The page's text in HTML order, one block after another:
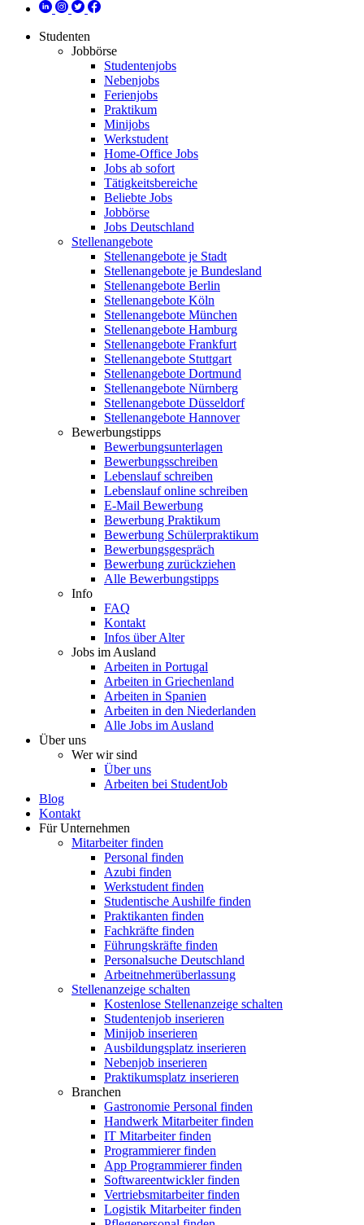
Studenten
Jobbörse
Studentenjobs
Nebenjobs
Ferienjobs
Praktikum
Minijobs
Werkstudent
Home-Office Jobs
Jobs ab sofort
Tätigkeitsbereiche
Beliebte Jobs
Jobbörse
Jobs Deutschland
Stellenangebote
Stellenangebote je Stadt
Stellenangebote je Bundesland
Stellenangebote Berlin
Stellenangebote Köln
Stellenangebote München
Stellenangebote Hamburg
Stellenangebote Frankfurt
Stellenangebote Stuttgart
Stellenangebote Dortmund
Stellenangebote Nürnberg
Stellenangebote Düsseldorf
Stellenangebote Hannover
Bewerbungstipps
Bewerbungsunterlagen
Bewerbungsschreiben
Lebenslauf schreiben
Lebenslauf online schreiben
E-Mail Bewerbung
Bewerbung Praktikum
Bewerbung Schülerpraktikum
Bewerbungsgespräch
Bewerbung zurückziehen
Alle Bewerbungstipps
Info
FAQ
Kontakt
Infos über Alter
Jobs im Ausland
Arbeiten in Portugal
Arbeiten in Griechenland
Arbeiten in Spanien
Arbeiten in den Niederlanden
Alle Jobs im Ausland
Über uns
Wer wir sind
Über uns
Arbeiten bei StudentJob
Blog
Kontakt
Für Unternehmen
Mitarbeiter finden
Personal finden
Azubi finden
Werkstudent finden
Studentische Aushilfe finden
Praktikanten finden
Fachkräfte finden
Führungskräfte finden
Personalsuche Deutschland
Arbeitnehmerüberlassung
Stellenanzeige schalten
Kostenlose Stellenanzeige schalten
Studentenjob inserieren
Minijob inserieren
Ausbildungsplatz inserieren
Nebenjob inserieren
Praktikumsplatz inserieren
Branchen
Gastronomie Personal finden
Handwerk Mitarbeiter finden
IT Mitarbeiter finden
Programmierer finden
App Programmierer finden
Softwareentwickler finden
Vertriebsmitarbeiter finden
Logistik Mitarbeiter finden